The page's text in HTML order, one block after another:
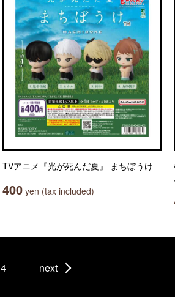
TVアニメ『光が死んだ夏』 まちぼうけ
400 yen (tax included)
4 next